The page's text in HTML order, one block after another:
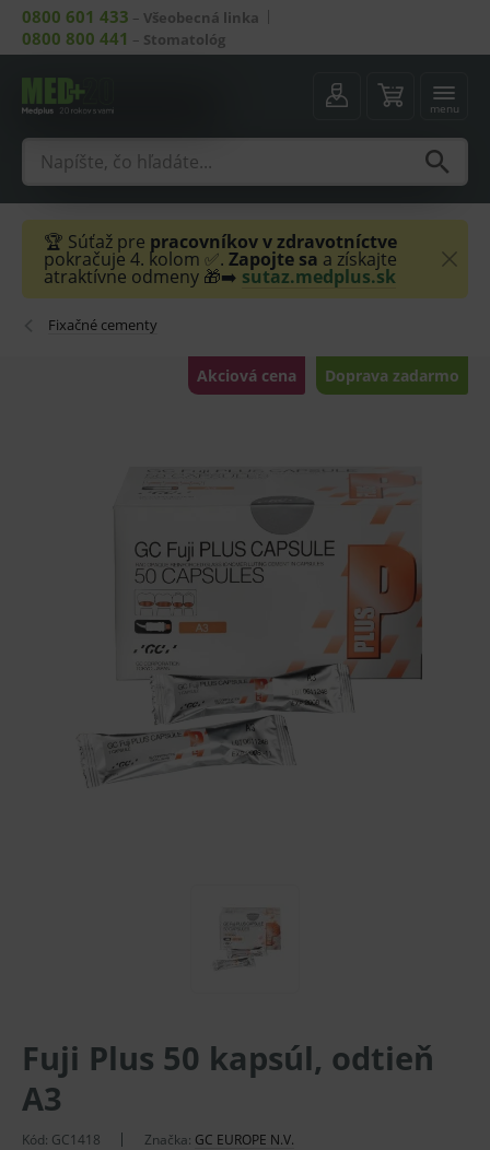
0800 601 433 – Všeobecná linka
0800 800 441 – Stomatológ
menu
🏆 Súťaž pre pracovníkov v zdravotníctve
pokračuje 4. kolom ✅. Zapojte sa a získajte
atraktívne odmeny 🎁➡️ sutaz.medplus.sk
Fixačné cementy
Akciová cena Doprava zadarmo
Fuji Plus 50 kapsúl, odtieň
A3
Kód: GC1418 Značka: GC EUROPE N.V.